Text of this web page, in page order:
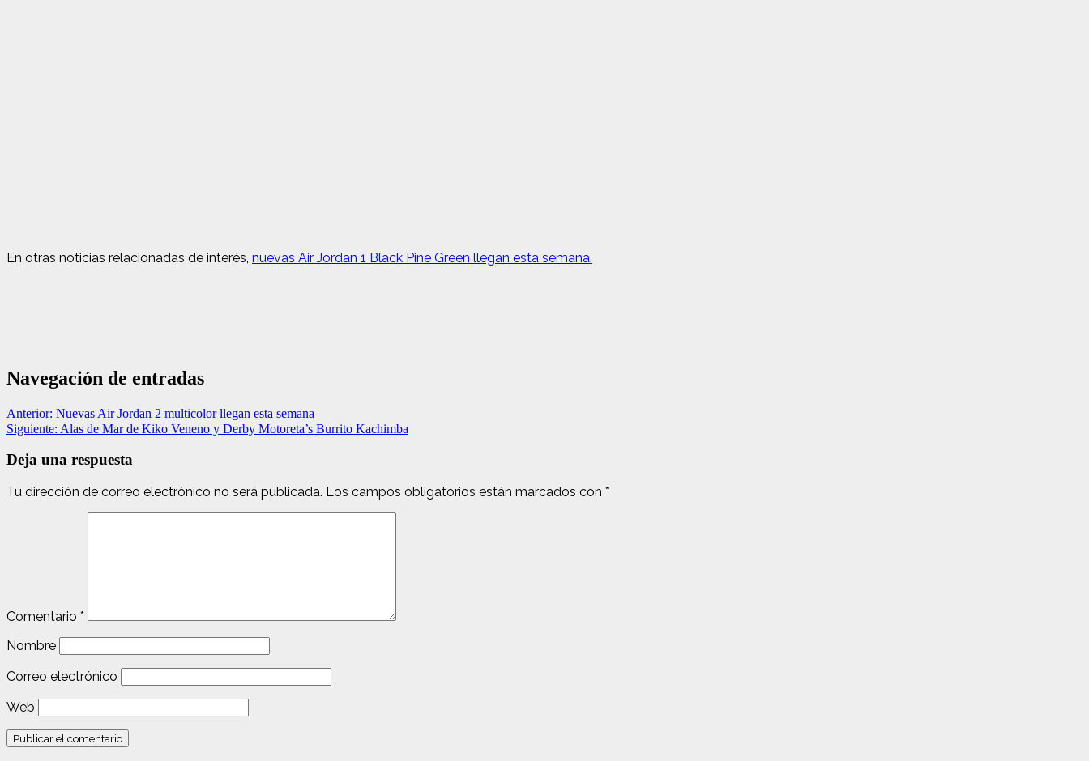
En otras noticias relacionadas de interés, nuevas Air Jordan 1 Black Pine Green llegan esta semana.
Navegación de entradas
Anterior: Nuevas Air Jordan 2 multicolor llegan esta semana
Siguiente: Alas de Mar de Kiko Veneno y Derby Motoreta’s Burrito Kachimba
Deja una respuesta
Tu dirección de correo electrónico no será publicada. Los campos obligatorios están marcados con *
Comentario *
Nombre
Correo electrónico
Web